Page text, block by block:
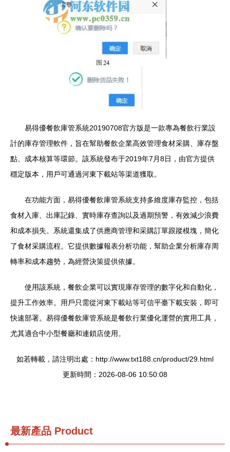
易得優餐飲庫管系統20190708官方版是一款專為餐飲行業設
計的庫存管理軟件，旨在幫助餐飲企業高效管理食材采購、庫存盤
點、成本核算等環節。該系統發布于2019年7月8日，由官方提供
穩定版本，用戶可通過河東下載站等渠道獲取。
在功能方面，易得優餐飲庫管系統支持多維度庫存監控，包括
食材入庫、出庫記錄、實時庫存查詢以及過期預警，有效減少浪費
和成本損失。系統還集成了供應商管理和采購訂單跟蹤模塊，簡化
了食材采購流程。它提供數據報表分析功能，幫助企業分析庫存周
轉率和成本趨勢，為經營決策提供依據。
使用該系統，餐飲企業可以實現庫存管理的數字化和自動化，
提升工作效率。用戶只需從河東下載站等可信平臺下載安裝，即可
快速部署。易得優餐飲庫管系統是餐飲行業優化運營的實用工具，
尤其適合中小型餐廳和連鎖店使用。
如若轉載，請注明出處：http://www.txt188.cn/product/29.html
更新時間：2026-08-06 10:50:08
最新產品 Product